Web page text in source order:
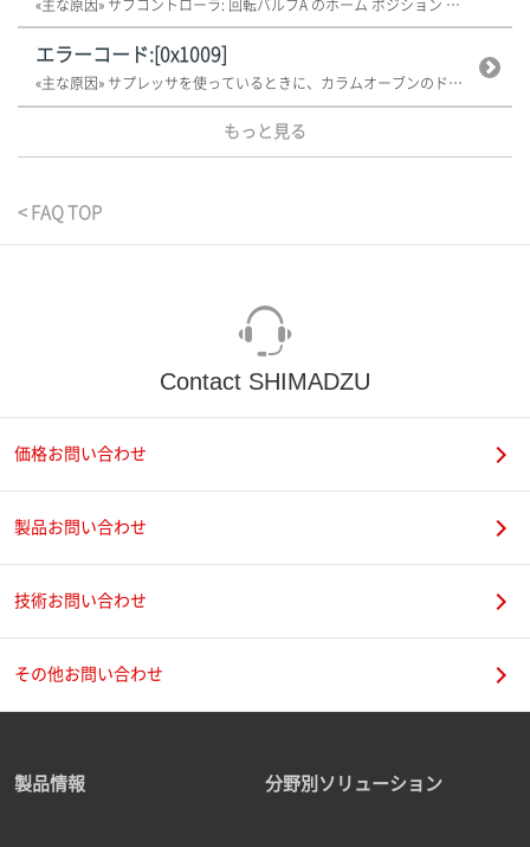
«主な原因» サブコントローラ: 回転バルブA のホーム ポジション エラ...
エラーコード:[0x1009]
«主な原因» サプレッサを使っているときに、カラムオーブンのドアが開いてい...
もっと見る
< FAQ TOP
Contact SHIMADZU
価格お問い合わせ
製品お問い合わせ
技術お問い合わせ
その他お問い合わせ
製品情報 分野別ソリューション